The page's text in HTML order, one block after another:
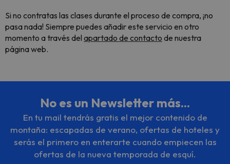
Si no contratas las clases durante el proceso de compra, ¡no
pasa nada! Siempre puedes añadir este servicio en otro
momento a través del apartado de contacto de nuestra
página web.
No es un Newsletter más...
En tu mail tendrás gratis el mejor contenido de
montaña: escapadas de verano, ofertas de hoteles y
serás el primero en enterarte cuando empiecen las
ofertas de la nueva temporada de esquí.